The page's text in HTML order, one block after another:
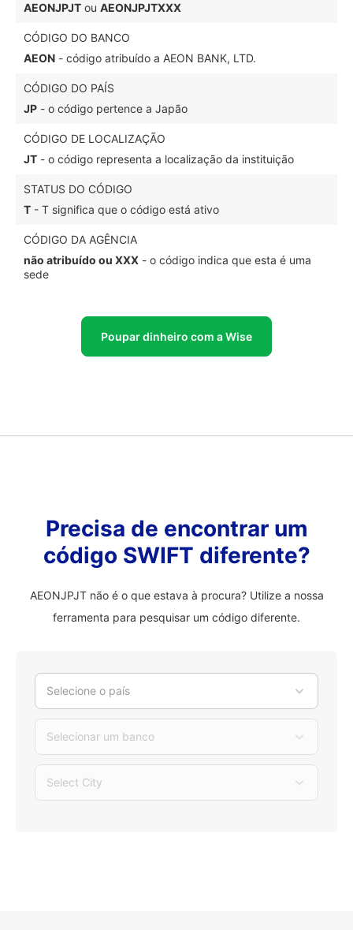
AEONJPJT ou AEONJPJTXXX
CÓDIGO DO BANCO
AEON - código atribuído a AEON BANK, LTD.
CÓDIGO DO PAÍS
JP - o código pertence a Japão
CÓDIGO DE LOCALIZAÇÃO
JT - o código representa a localização da instituição
STATUS DO CÓDIGO
T - T significa que o código está ativo
CÓDIGO DA AGÊNCIA
não atribuído ou XXX - o código indica que esta é uma
sede
Poupar dinheiro com a Wise
Precisa de encontrar um
código SWIFT diferente?
AEONJPJT não é o que estava à procura? Utilize a nossa
ferramenta para pesquisar um código diferente.
Selecione o país
Selecionar um banco
Select City